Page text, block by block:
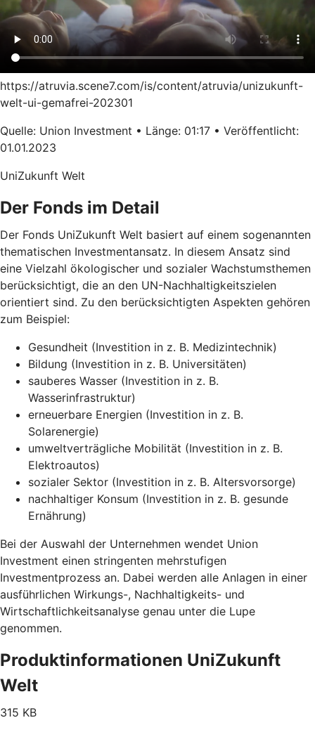
https://atruvia.scene7.com/is/content/atruvia/unizukunft-
welt-ui-gemafrei-202301
Quelle: Union Investment • Länge: 01:17 • Veröffentlicht:
01.01.2023
UniZukunft Welt
Der Fonds im Detail
Der Fonds UniZukunft Welt basiert auf einem sogenannten
thematischen Investmentansatz. In diesem Ansatz sind
eine Vielzahl ökologischer und sozialer Wachstumsthemen
berücksichtigt, die an den UN-Nachhaltigkeitszielen
orientiert sind. Zu den berücksichtigten Aspekten gehören
zum Beispiel:
Gesundheit (Investition in z. B. Medizintechnik)
Bildung (Investition in z. B. Universitäten)
sauberes Wasser (Investition in z. B.
Wasserinfrastruktur)
erneuerbare Energien (Investition in z. B.
Solarenergie)
umweltverträgliche Mobilität (Investition in z. B.
Elektroautos)
sozialer Sektor (Investition in z. B. Altersvorsorge)
nachhaltiger Konsum (Investition in z. B. gesunde
Ernährung)
Bei der Auswahl der Unternehmen wendet Union
Investment einen stringenten mehrstufigen
Investmentprozess an. Dabei werden alle Anlagen in einer
ausführlichen Wirkungs-, Nachhaltigkeits- und
Wirtschaftlichkeitsanalyse genau unter die Lupe
genommen.
Produktinformationen UniZukunft
Welt
315 KB